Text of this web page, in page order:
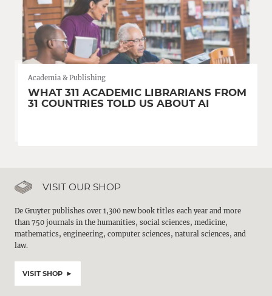
Academia & Publishing
WHAT 311 ACADEMIC LIBRARIANS FROM
31 COUNTRIES TOLD US ABOUT AI
VISIT OUR SHOP
De Gruyter publishes over 1,300 new book titles each year and more
than 750 journals in the humanities, social sciences, medicine,
mathematics, engineering, computer sciences, natural sciences, and
law.
VISIT SHOP